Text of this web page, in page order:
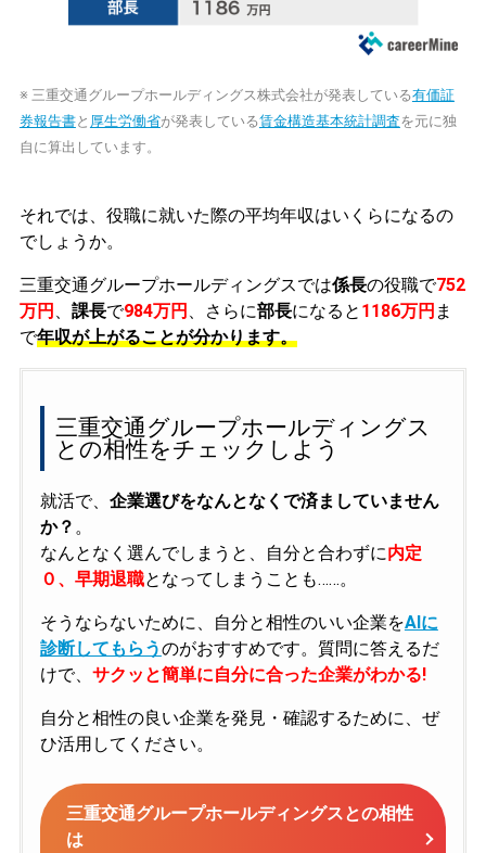
※ 三重交通グループホールディングス株式会社が発表している有価証
券報告書と 厚生労働省が発表している賃金構造基本統計調査を元に独
自に算出しています。
それでは、役職に就いた際の平均年収はいくらになるの
でしょうか。
三重交通グループホールディングスでは係長の役職で752
万円
課長で984万円 、さらに部長になると 1186万円 ま
で年収が上がることが分かります。
三重交通グループホールディングス
との相性をチェックしよう
就活で、 企業選びをなんとなくで済ましていません
か？ 。
なんとなく選んでしまうと、自分と合わずに内定
０、早期退職となってしまうことも……。
そうならないために、自分と相性のいい企業をAIに
診断してもらうのがおすすめです。質問に答えるだ
けで、 サクッと簡単に自分に合った企業がわかる!
自分と相性の良い企業を発見・確認するために、ぜ
ひ活用してください。
三重交通グループホールディングスとの相性
は